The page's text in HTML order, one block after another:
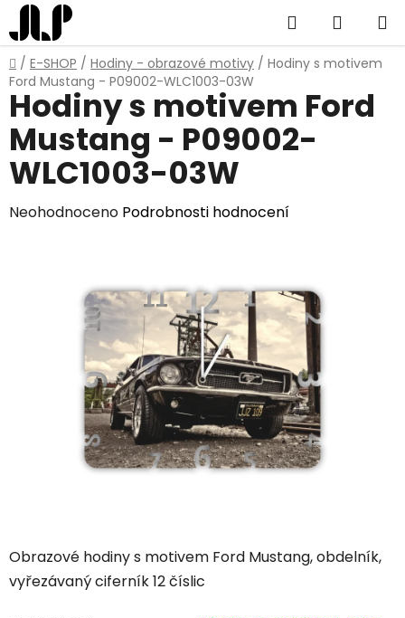
Přejít
na
obsah
Hledat
KOŠÍK
Domů
/ E-SHOP / Hodiny - obrazové motivy / Hodiny s motivem
Ford Mustang - P09002-WLC1003-03W
Obrazové hodiny s motivem Ford Mustang, obdelník,
vyřezávaný ciferník 12 číslic
Hodiny s motivem Ford
Mustang - P09002-
WLC1003-03W
Průměrné
Neohodnoceno Podrobnosti hodnocení